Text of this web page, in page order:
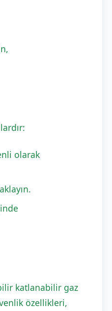
olarak
katlanabilir gaz
özellikleri,